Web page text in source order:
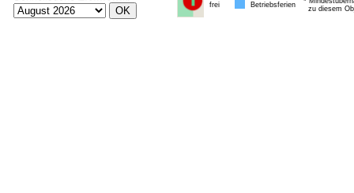
frei Betriebsferien
zu diesem